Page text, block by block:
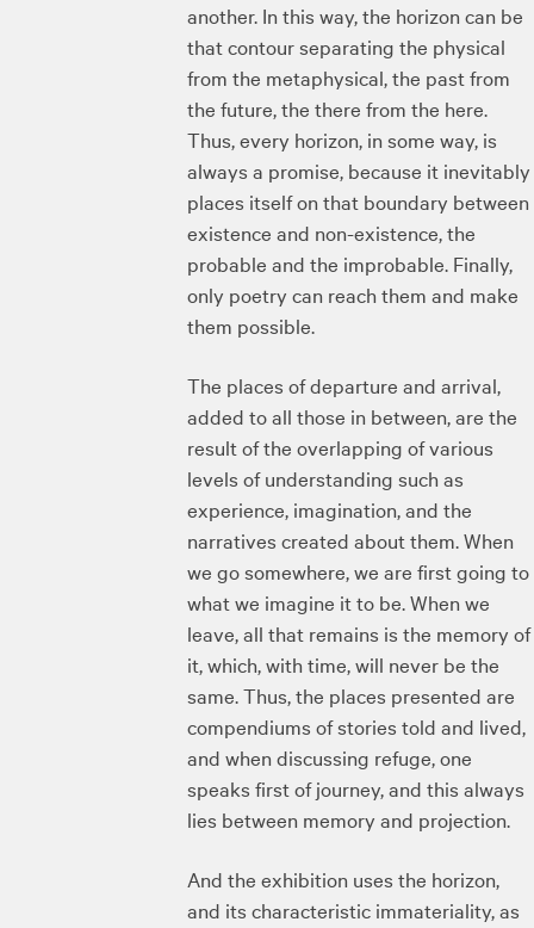
another. In this way, the horizon can be
that contour separating the physical
from the metaphysical, the past from
the future, the there from the here.
Thus, every horizon, in some way, is
always a promise, because it inevitably
places itself on that boundary between
existence and non-existence, the
probable and the improbable. Finally,
only poetry can reach them and make
them possible.
The places of departure and arrival,
added to all those in between, are the
result of the overlapping of various
levels of understanding such as
experience, imagination, and the
narratives created about them. When
we go somewhere, we are first going to
what we imagine it to be. When we
leave, all that remains is the memory of
it, which, with time, will never be the
same. Thus, the places presented are
compendiums of stories told and lived,
and when discussing refuge, one
speaks first of journey, and this always
lies between memory and projection.
And the exhibition uses the horizon,
and its characteristic immateriality, as